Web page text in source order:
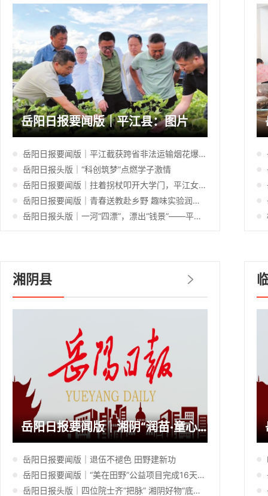
岳阳日报要闻版｜平江县：图片
岳阳日报要闻版｜平江截获跨省非法运输烟花爆竹614件
岳阳日报头版｜“科创筑梦”点燃学子激情
岳阳日报要闻版｜拄着拐杖叩开大学门，平江女孩十年抗癌终圆梦
岳阳日报要闻版｜青春送教赴乡野 趣味实验润童心
岳阳日报头版｜一河“四漂”，漂出“钱景”——平江县加义镇丽江河流域生态变现记
湘阴县
岳阳日报要闻版｜湘阴“润苗·童心成长营”破解乡村暑托难题
岳阳日报要闻版｜退伍不褪色 田野建新功
岳阳日报要闻版｜“美在田野”公益项目完成16天集中教学
岳阳日报头版｜四位院士齐“把脉” 湘阴好物“底气”足